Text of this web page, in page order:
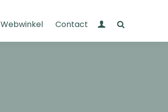
Webwinkel Contact Mijn Wandelnet